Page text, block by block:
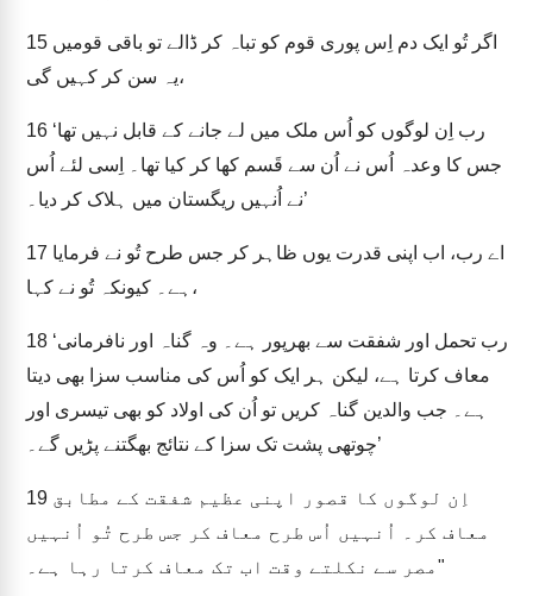
15
یہ سن کر کہیں گی،
16 ‘رب اِن لوگوں کو اُس ملک میں لے جانے کے قابل نہیں تھا
جس کا وعدہ اُس نے اُن سے قَسم کھا کر کیا تھا۔ اِسی لئے اُس
نے اُنہیں ریگستان میں ہلاک کر دیا۔’
17
ہے۔ کیونکہ تُو نے کہا،
18 ‘رب تحمل اور شفقت سے بھرپور ہے۔ وہ گناہ اور نافرمانی
معاف کرتا ہے، لیکن ہر ایک کو اُس کی مناسب سزا بھی دیتا
ہے۔ جب والدین گناہ کریں تو اُن کی اولاد کو بھی تیسری اور
چوتھی پشت تک سزا کے نتائج بھگتنے پڑیں گے۔’
19
معاف کر۔ اُنہیں اُس طرح معاف کر جس طرح تُو اُنہیں
مصر سے نکلتے وقت اب تک معاف کرتا رہا ہے۔"